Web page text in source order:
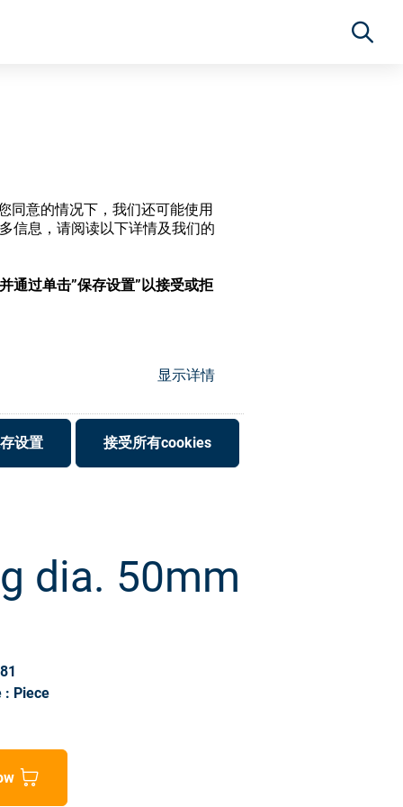
同意的情况下，我们还可能使用
信息，请阅读以下详情及我们的
通过单击”保存设置”以接受或拒
显示详情
设置 接受所有cookies
dia. 50mm
: Piece